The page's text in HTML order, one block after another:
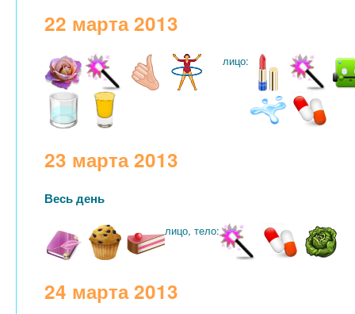
22 марта 2013
лицо:
23 марта 2013
Весь день
лицо, тело:
24 марта 2013